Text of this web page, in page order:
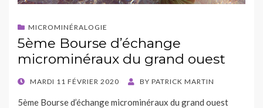
MICROMINÉRALOGIE
5ème Bourse d’échange
microminéraux du grand ouest
POSTED
MARDI 11 FÉVRIER 2020 BY PATRICK MARTIN
5ème Bourse d’échange microminéraux du grand ouest